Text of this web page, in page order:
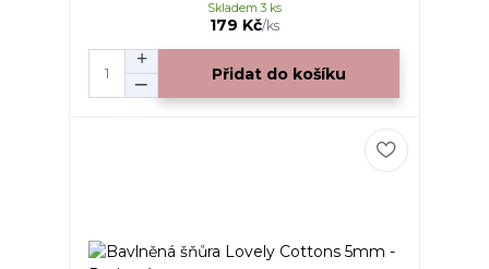
179 Kč/ks
Skladem 3 ks
Přidat do košíku